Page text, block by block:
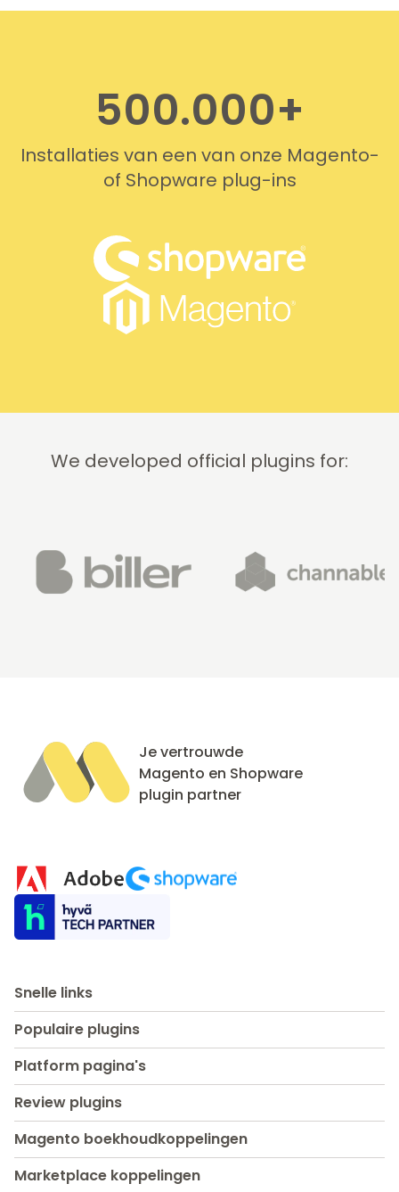
professionally. We do
500.000+
Installaties van een van onze Magento-
of Shopware plug-ins
We developed official plugins for:
Je vertrouwde
Magento en Shopware
plugin partner
Snelle links
Populaire plugins
Platform pagina's
Review plugins
Magento boekhoudkoppelingen
Marketplace koppelingen